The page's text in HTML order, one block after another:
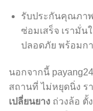
รับประกันคุณภา
ซ่อมเสร็จ เรามั่น
ปลอดภัย พร้อมก
นอกจากนี้
สถานที่ ไม่หยุดนิ่ง ร
เปลี่ยนยาง ถ่วงล้อ ตั้